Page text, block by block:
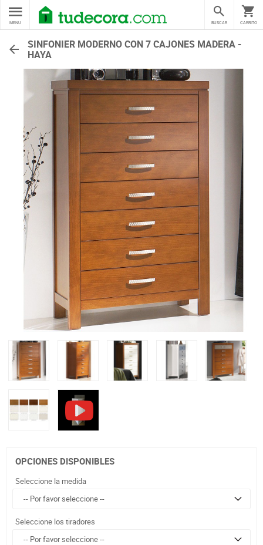
MENU CARRITO
BUSCAR
SINFONIER MODERNO CON 7 CAJONES MADERA -
HAYA
OPCIONES DISPONIBLES
Seleccione la medida
Seleccione los tiradores